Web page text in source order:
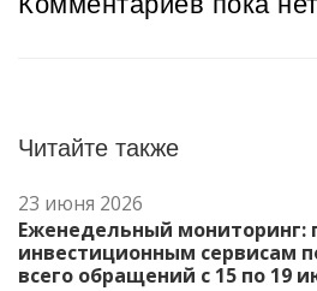
Читайте также
23 июня 2026
Еженедельный мониторинг:
инвестиционным сервисам
всего обращений с 15 по 19